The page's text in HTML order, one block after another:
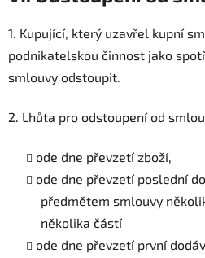
1. Kupující, který uzavřel kupní
podnikatelskou činnost jako
smlouvy odstoupit.
2. Lhůta pro odstoupení od
ode dne převzetí zboží,
ode dne převzetí poslední
předmětem smlouvy
několika částí
ode dne převzetí první